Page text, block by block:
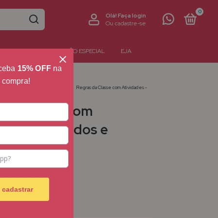
Olá!Faça login
Ou cadastre-se
0
EDUCAÇÃO ESPECIAL EJA
Segundo Ano
Regras da Classe com Atividades -
Classe com
- Segundos e
anos
juros
15% OFF na
cadastrar